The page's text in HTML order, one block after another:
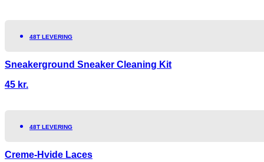
48T LEVERING
Sneakerground Sneaker Cleaning Kit
45 kr.
48T LEVERING
Creme-Hvide Laces